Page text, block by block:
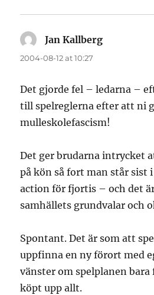
Jan Kallberg
2004-08-12 at 10:27
Det gjorde fel – ledarna –
till spelreglerna efter att ni
mulleskolefascism!
Det ger brudarna intrycket
på kön så fort man står
action för fjortis – och det
samhällets grundvalar och
Spontant. Det är som att
uppfinna en ny förort med
vänster om spelplanen
köpt upp allt.